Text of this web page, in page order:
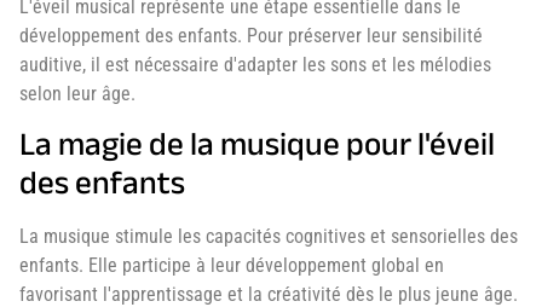
L'éveil musical représente une étape essentielle dans le
développement des enfants. Pour préserver leur sensibilité
auditive, il est nécessaire d'adapter les sons et les mélodies
selon leur âge.
La magie de la musique pour l'éveil
des enfants
La musique stimule les capacités cognitives et sensorielles des
enfants. Elle participe à leur développement global en
favorisant l'apprentissage et la créativité dès le plus jeune âge.